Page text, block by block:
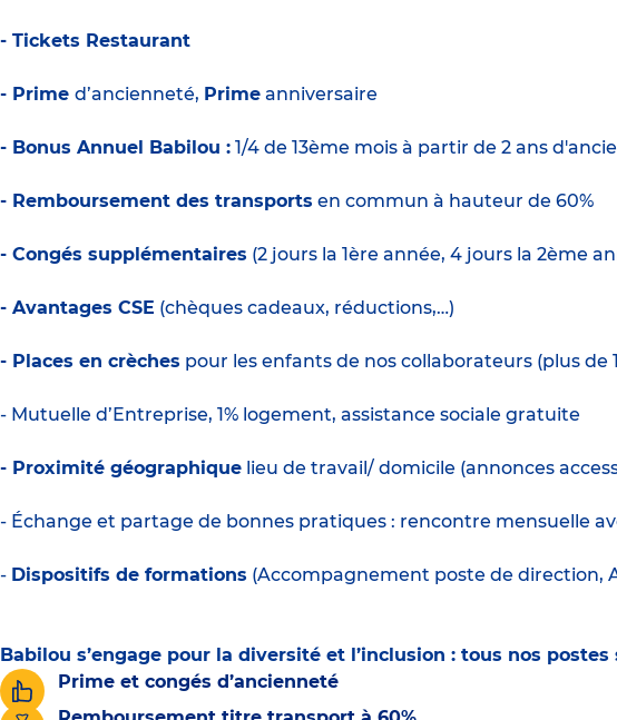
- Tickets Restaurant
- Prime d’ancienneté, Prime anniversaire
- Bonus Annuel Babilou : 1/4 de 13ème mois à partir de 2 ans
- Remboursement des transports en commun à hauteur de 60%
- Congés supplémentaires (2 jours la 1ère année, 4 jours la 2ème
- Avantages CSE (chèques cadeaux, réductions,…)
- Places en crèches pour les enfants de nos collaborateurs (plus de
- Mutuelle d’Entreprise, 1% logement, assistance sociale gratuite
- Proximité géographique lieu de travail/ domicile (annonces
- Échange et partage de bonnes pratiques : rencontre mensuelle
- Dispositifs de formations (Accompagnement poste de direction,
Babilou s’engage pour la diversité et l’inclusion : tous nos
Prime et congés d’ancienneté